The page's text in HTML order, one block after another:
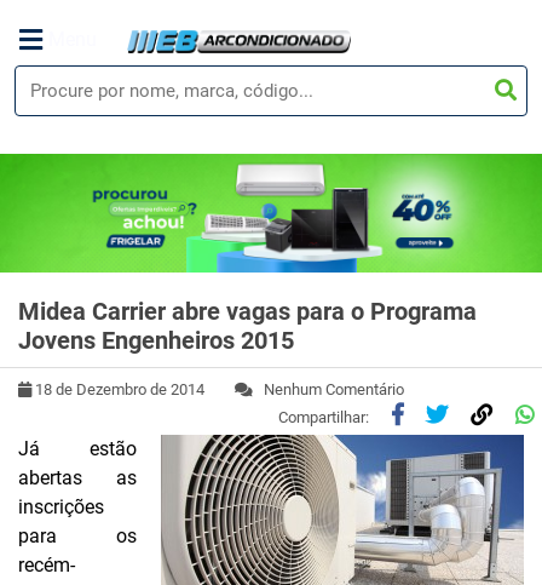
Midea Carrier abre vagas para o Programa
Jovens Engenheiros 2015
18 de Dezembro de 2014
Nenhum Comentário
Compartilhar:
Já estão
abertas as
inscrições
para os
recém-